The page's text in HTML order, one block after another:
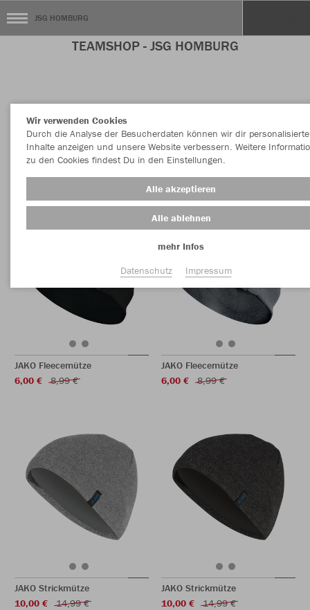
JSG HOMBURG
TEAMSHOP - JSG HOMBURG
JAKO Fleecemütze
6,00 €
8,99 €
JAKO Fleecemütze
6,00 €
8,99 €
JAKO Strickmütze
10,00 €
14,99 €
JAKO Strickmütze
10,00 €
14,99 €
Wir verwenden Cookies
Durch die Analyse der Besucherdaten können wir dir personalisierte
Inhalte anzeigen und unsere Website verbessern. Weitere
zu den Cookies findest Du in den Einstellungen.
Alle akzeptieren
Alle ablehnen
mehr Infos
Datenschutz
Impressum